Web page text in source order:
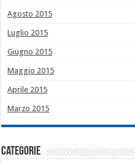
Agosto 2015
Luglio 2015
Giugno 2015
Maggio 2015
Aprile 2015
Marzo 2015
Categorie